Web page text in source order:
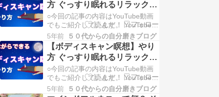
ネル登録、よろしくお願いします！
ここからポチッと登録できます。
⇓⇓⇓ K太郎チャンネル 今回は歩…
方 ぐっすり眠れるリラックス
瞑想
○今回の記事の内容はYouTube動画
でもご紹介しています。 YouTube動
画：【ボディスキャン瞑想】やり方
ぐっすり眠れる瞑想 全編7分17秒
【自分磨きチャンネル】チャンネル
登録、よろしくお願いします！ ここ
からポチッと登録できます。 ⇓⇓⇓
K太郎チャンネル 【ボ…
5年前 ５０代からの自分磨きブログ
【ボディスキャン瞑想】やり
方 ぐっすり眠れるリラックス
瞑想
○今回の記事の内容はYouTube動画
でもご紹介しています。 YouTube動
画：【ボディスキャン瞑想】やり方
ぐっすり眠れる瞑想 全編7分17秒
5年前 ５０代からの自分磨きブログ